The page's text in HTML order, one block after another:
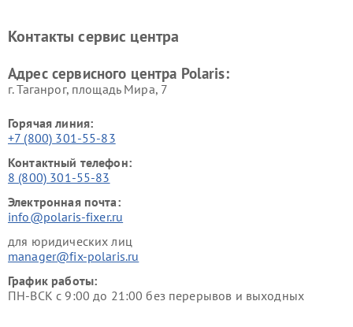
Контакты сервис центра
Адрес сервисного центра Polaris:
г. Таганрог, площадь Мира, 7
Горячая линия:
+7 (800) 301-55-83
Контактный телефон:
8 (800) 301-55-83
Электронная почта:
info@polaris-fixer.ru
для юридических лиц
manager@fix-polaris.ru
График работы:
ПН-ВСК с 9:00 до 21:00 без перерывов и выходных